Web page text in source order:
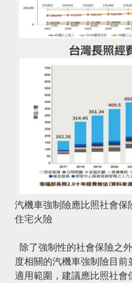
汽機車強制險應比照社會保
住宅火險
除了強制性的社會保險之
度相關的汽機車強制險 目前
適用範圍，建議應比照社會